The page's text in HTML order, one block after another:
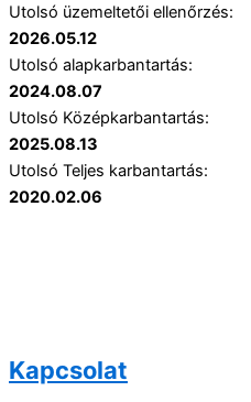
Utolsó üzemeltetői ellenőrzés:
2026.05.12
Utolsó alapkarbantartás:
2024.08.07
Utolsó Középkarbantartás:
2025.08.13
Utolsó Teljes karbantartás:
2020.02.06
Kapcsolat